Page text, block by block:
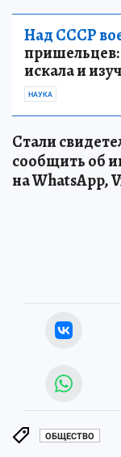
Над СССР
пришельцев:
искала и
НАУКА
Стали
сообщить об
на WhatsApp,
ОБЩЕСТВО